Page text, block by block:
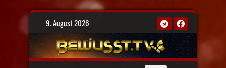
Skip
9. August 2026